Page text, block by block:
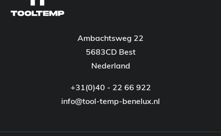
Ambachtsweg 22
5683CD Best
Nederland
+31(0)40 - 22 66 922
info@tool-temp-benelux.nl